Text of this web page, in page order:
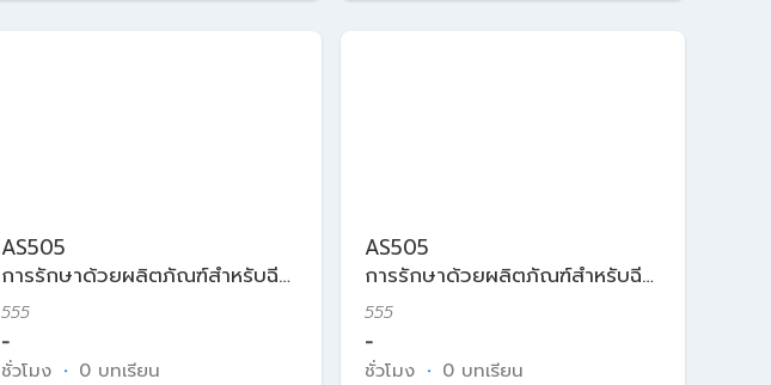
AS505
การรักษาด้วยผลิตภัณฑ์สำหรับฉีด
ในเวชศาสตร์ความงาม
555
-
ชั่วโมง · 0 บทเรียน
AS505
การรักษาด้วยผลิตภัณฑ์สำหรับฉีด
ในเวชศาสตร์ความงาม
555
-
ชั่วโมง · 0 บทเรียน